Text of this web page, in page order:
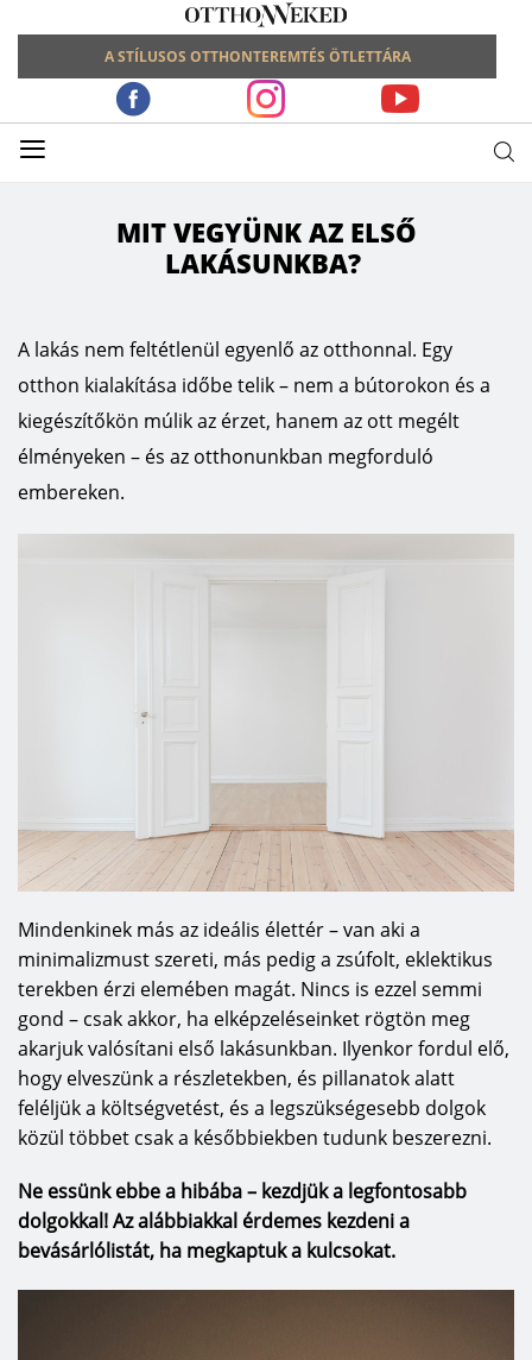
A STÍLUSOS OTTHONTEREMTÉS ÖTLETTÁRA
≡
MIT VEGYÜNK AZ ELSŐ
LAKÁSUNKBA?
A lakás nem feltétlenül egyenlő az otthonnal. Egy
otthon kialakítása időbe telik – nem a bútorokon és a
kiegészítőkön múlik az érzet, hanem az ott megélt
élményeken – és az otthonunkban megforduló
embereken.
Mindenkinek más az ideális élettér – van aki a
minimalizmust szereti, más pedig a zsúfolt, eklektikus
terekben érzi elemében magát. Nincs is ezzel semmi
gond – csak akkor, ha elképzeléseinket rögtön meg
akarjuk valósítani első lakásunkban. Ilyenkor fordul elő,
hogy elveszünk a részletekben, és pillanatok alatt
feléljük a költségvetést, és a legszükségesebb dolgok
közül többet csak a későbbiekben tudunk beszerezni.
Ne essünk ebbe a hibába – kezdjük a legfontosabb
dolgokkal! Az alábbiakkal érdemes kezdeni a
bevásárlólistát, ha megkaptuk a kulcsokat.